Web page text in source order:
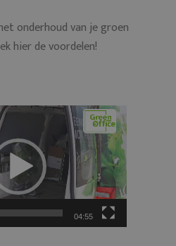
onderhoud van je groen
hier de voordelen!
04:55